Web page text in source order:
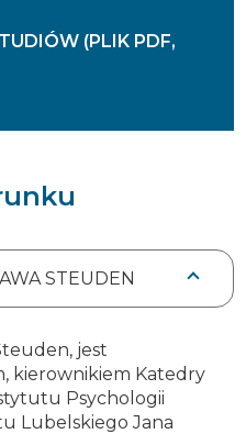
(PLIK PDF,
STEUDEN
jest
kierownikiem Katedry
Psychologii
Lubelskiego Jana